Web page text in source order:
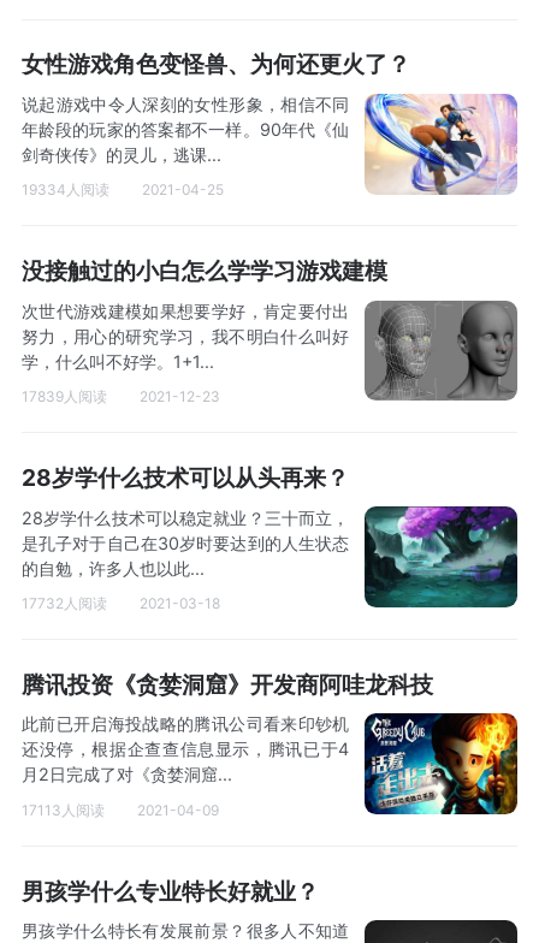
女性游戏角色变怪兽、为何还更火了？
说起游戏中令人深刻的女性形象，相信不同
年龄段的玩家的答案都不一样。90年代《仙
剑奇侠传》的灵儿，逃课...
19334人阅读 2021-04-25
没接触过的小白怎么学学习游戏建模
次世代游戏建模如果想要学好，肯定要付出
努力，用心的研究学习，我不明白什么叫好
学，什么叫不好学。1+1...
17839人阅读 2021-12-23
28岁学什么技术可以从头再来？
28岁学什么技术可以稳定就业？三十而立，
是孔子对于自己在30岁时要达到的人生状态
的自勉，许多人也以此...
17732人阅读 2021-03-18
腾讯投资《贪婪洞窟》开发商阿哇龙科技
此前已开启海投战略的腾讯公司看来印钞机
还没停，根据企查查信息显示，腾讯已于4
月2日完成了对《贪婪洞窟...
17113人阅读 2021-04-09
男孩学什么专业特长好就业？
男孩学什么特长有发展前景？很多人不知道